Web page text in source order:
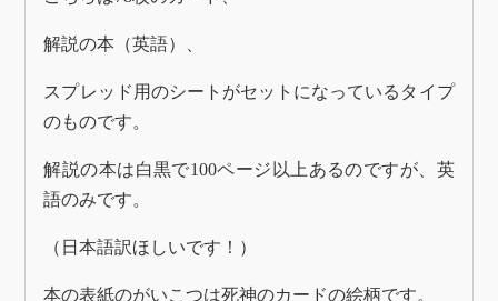
解説の本（英語）、
スプレッド用のシートがセットになっているタイプ
のものです。
解説の本は白黒で100ページ以上あるのですが、英
語のみです。
（日本語訳ほしいです！）
本の表紙のがいこつは死神のカードの絵柄です。